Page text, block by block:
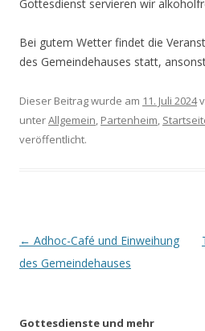
Gottesdienst servieren wir
Bei gutem Wetter findet die
des Gemeindehauses statt,
Dieser Beitrag wurde am 11. Juli 2024
unterAllgemein, Partenheim,
veröffentlicht.
Beitrags-
Navigation
← Adhoc-Café und Einweihung
des Gemeindehauses
Gottesdienste und mehr